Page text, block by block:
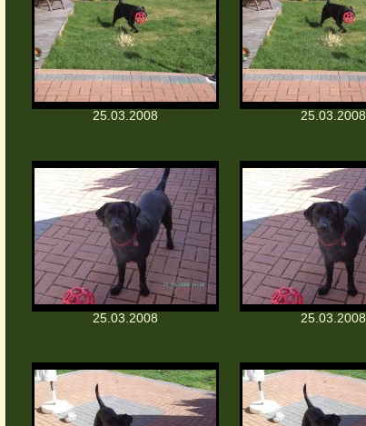
25.03.2008 25.03.2008
25.03.2008 25.03.2008